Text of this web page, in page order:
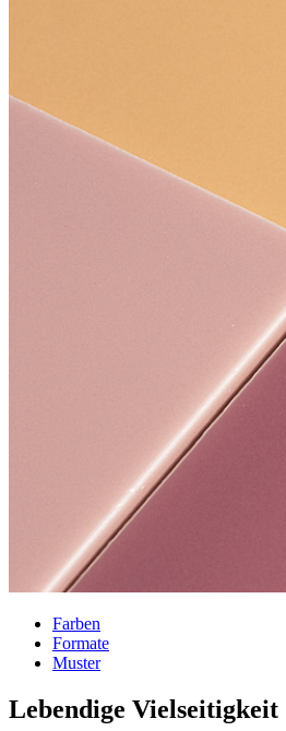
Farben
Formate
Muster
Lebendige Vielseitigkeit